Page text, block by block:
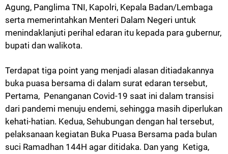
Agung, Panglima TNI, Kapolri, Kepala Badan/Lembaga
serta memerintahkan Menteri Dalam Negeri untuk
menindaklanjuti perihal edaran itu kepada para gubernur,
bupati dan walikota.
Terdapat tiga point yang menjadi alasan ditiadakannya
buka puasa bersama di dalam surat edaran tersebut,
Pertama, Penanganan Covid-19 saat ini dalam transisi
dari pandemi menuju endemi, sehingga masih diperlukan
kehati-hatian. Kedua, Sehubungan dengan hal tersebut,
pelaksanaan kegiatan Buka Puasa Bersama pada bulan
suci Ramadhan 144H agar ditidaka. Dan yang Ketiga,